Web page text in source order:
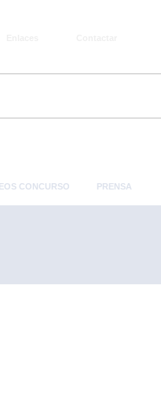
CONCURSO PRENSA